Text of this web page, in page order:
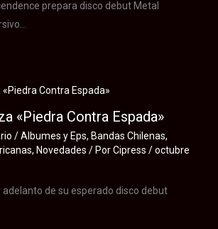
prepara disco debut Metal
«Piedra Contra Espada»
/Albumes y Eps, Bandas Chilenas,
, Novedades / PorCipress /octubre
de su esperado disco debut